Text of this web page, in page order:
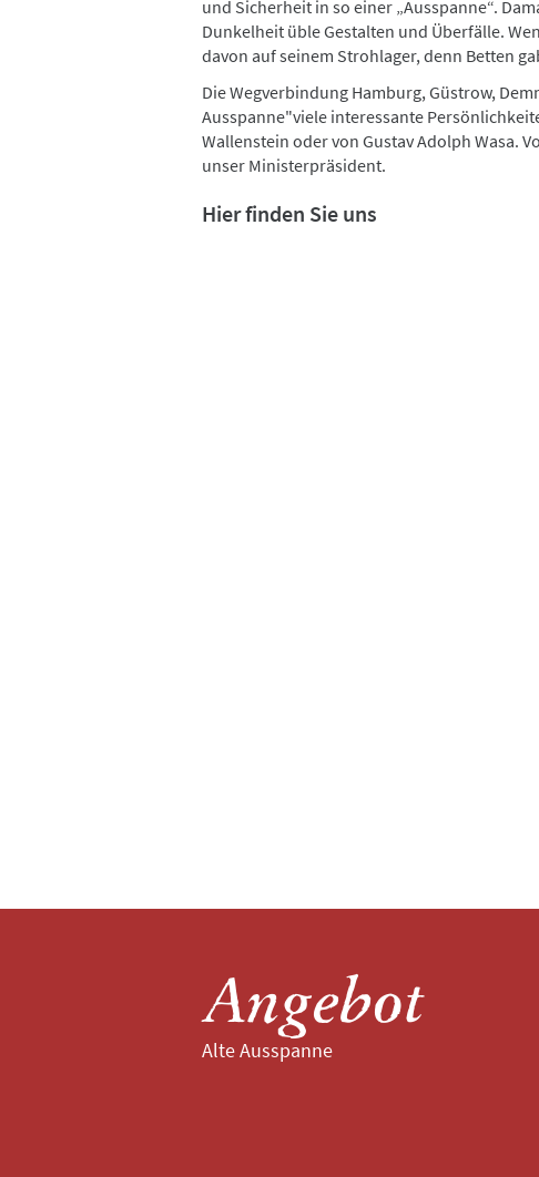
und Sicherheit in so einer „Ausspanne“.
Dunkelheit üble Gestalten und Überfälle.
davon auf seinem Strohlager, denn Betten
Die Wegverbindung Hamburg, Güstrow,
Ausspanne"viele interessante
Wallenstein oder von Gustav Adolph Wasa.
unser Ministerpräsident.
Hier finden Sie uns
Angebot
Alte Ausspanne